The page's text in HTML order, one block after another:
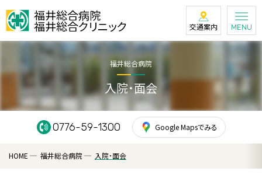
福井総合病院
福井総合クリニック 交通案内 MENU
福井総合病院
入院・面会
0776-59-1300 Google Mapsでみる
HOME 福井総合病院 入院・面会